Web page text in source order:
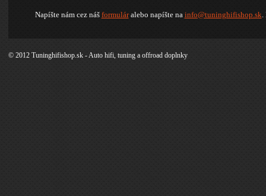
Napíšte nám cez náš formuláralebo napíšte na info@tuninghifishop.sk.
© 2012 Tuninghifishop.sk - Auto hifi, tuning a offroad doplnky